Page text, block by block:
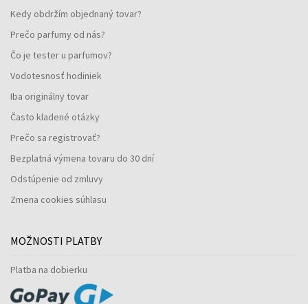
Kedy obdržím objednaný tovar?
Prečo parfumy od nás?
Čo je tester u parfumov?
Vodotesnosť hodiniek
Iba originálny tovar
Často kladené otázky
Prečo sa registrovať?
Bezplatná výmena tovaru do 30 dní
Odstúpenie od zmluvy
Zmena cookies súhlasu
MOŽNOSTI PLATBY
Platba na dobierku